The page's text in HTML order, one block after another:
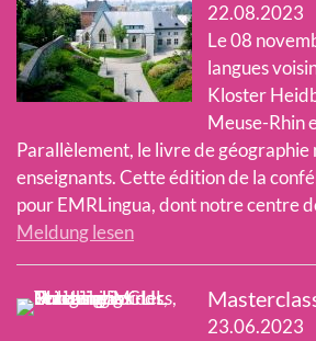
22.08.2023
Le 08
langues
Kloster
Meuse-Rhin
Parallèlement, le livre de
enseignants. Cette édition de la
pour EMRLingua, dont notre centre
Meldung lesen
23.06.2023